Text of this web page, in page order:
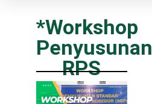
*Workshop
Penyusunan
RPS